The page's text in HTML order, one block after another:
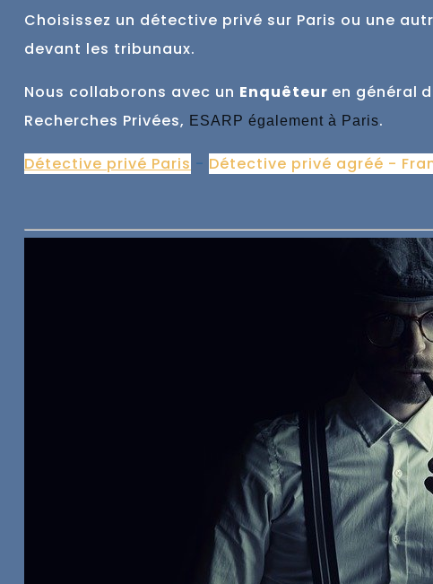
Choisissez un détective privé sur Paris ou une
devant les tribunaux.
Nous collaborons avec un Enquêteur en général
Recherches Privées, ESARP également à Paris.
Détective privé Paris - Détective privé agréé -